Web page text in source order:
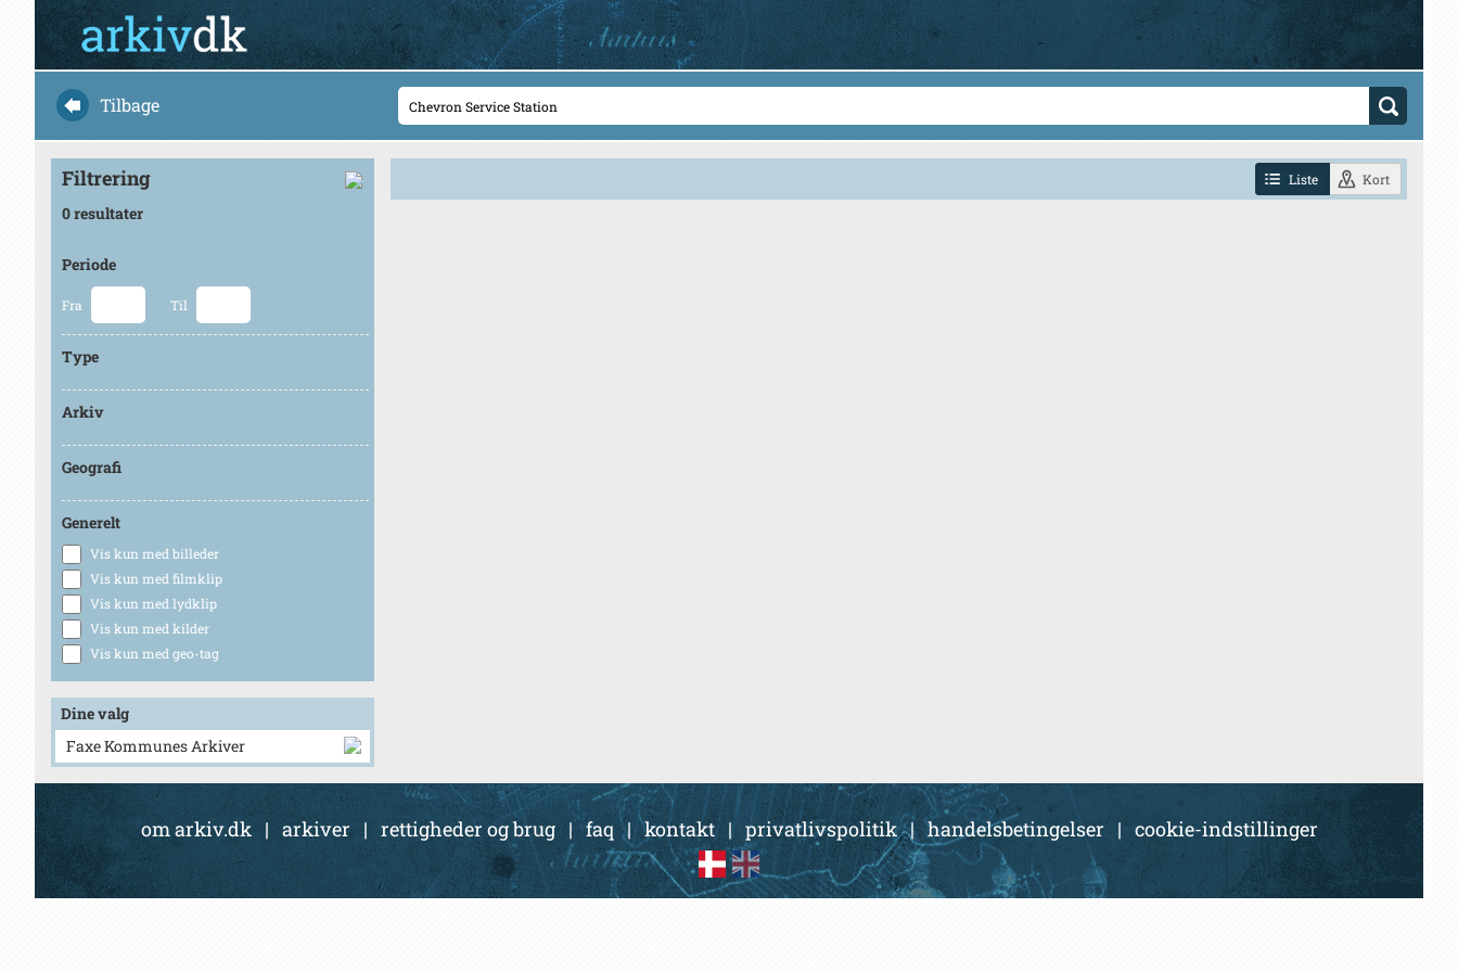
Tilbage
Filtrering
0 resultater
Periode
Fra Til
Type
Arkiv
Geografi
Generelt
Vis kun med billeder
Vis kun med filmklip
Vis kun med lydklip
Vis kun med kilder
Vis kun med geo-tag
Dine valg
Faxe Kommunes Arkiver
Liste Kort
om arkiv.dk | arkiver| rettigheder og brug|faq |kontakt| privatlivspolitik|handelsbetingelser | cookie-indstillinger